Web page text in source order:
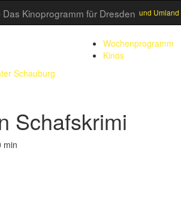
Das Kinoprogramm für Dresden und Umland
Wochenprogramm
Kinos
Schauburg
Schafskrimi
min